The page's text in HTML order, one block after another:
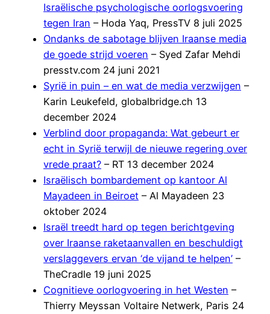
Israëlische psychologische oorlogsvoering
tegen Iran – Hoda Yaq, PressTV 8 juli 2025
Ondanks de sabotage blijven Iraanse media
de goede strijd voeren – Syed Zafar Mehdi
presstv.com 24 juni 2021
Syrië in puin – en wat de media verzwijgen –
Karin Leukefeld, globalbridge.ch 13
december 2024
Verblind door propaganda: Wat gebeurt er
echt in Syrië terwijl de nieuwe regering over
vrede praat? – RT 13 december 2024
Israëlisch bombardement op kantoor Al
Mayadeen in Beiroet – Al Mayadeen 23
oktober 2024
Israël treedt hard op tegen berichtgeving
over Iraanse raketaanvallen en beschuldigt
verslaggevers ervan ‘de vijand te helpen’ –
TheCradle 19 juni 2025
Cognitieve oorlogvoering in het Westen –
Thierry Meyssan Voltaire Netwerk, Paris 24